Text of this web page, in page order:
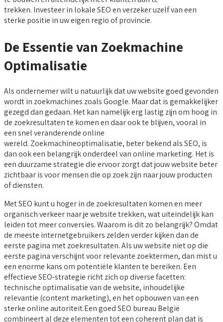
trekken. Investeer in lokale SEO en verzeker uzelf van een
sterke positie in uw eigen regio of provincie.
De Essentie van Zoekmachine
Optimalisatie
Als ondernemer wilt u natuurlijk dat uw website goed gevonden
wordt in zoekmachines zoals Google. Maar dat is gemakkelijker
gezegd dan gedaan. Het kan namelijk erg lastig zijn om hoog in
de zoekresultaten te komen en daar ook te blijven, vooral in
een snel veranderende online
wereld. Zoekmachineoptimalisatie, beter bekend als SEO, is
dan ook een belangrijk onderdeel van online marketing. Het is
een duurzame strategie die ervoor zorgt dat jouw website beter
zichtbaar is voor mensen die op zoek zijn naar jouw producten
of diensten.
Met SEO kunt u hoger in de zoekresultaten komen en meer
organisch verkeer naar je website trekken, wat uiteindelijk kan
leiden tot meer conversies. Waarom is dit zo belangrijk? Omdat
de meeste internetgebruikers zelden verder kijken dan de
eerste pagina met zoekresultaten. Als uw website niet op die
eerste pagina verschijnt voor relevante zoektermen, dan mist u
een enorme kans om potentiële klanten te bereiken. Een
effectieve SEO-strategie richt zich op diverse facetten:
technische optimalisatie van de website, inhoudelijke
relevantie (content marketing), en het opbouwen van een
sterke online autoriteit.Een goed SEO bureau België
combineert al deze elementen tot een coherent plan dat is